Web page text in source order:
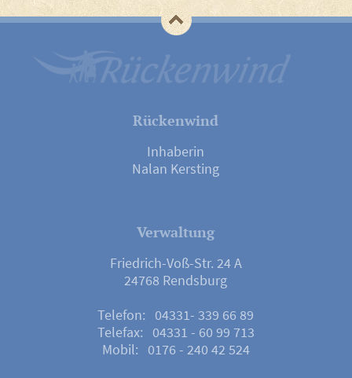
Rückenwind
Inhaberin
Nalan Kersting
Verwaltung
Friedrich-Voß-Str. 24 A
24768 Rendsburg
Telefon: 04331- 339 66 89
Telefax: 04331 - 60 99 713
Mobil: 0176 - 240 42 524